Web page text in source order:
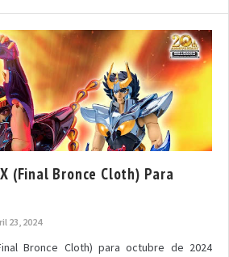
(Final Bronce Cloth) Para
23, 2024
Bronce Cloth) para octubre de 2024